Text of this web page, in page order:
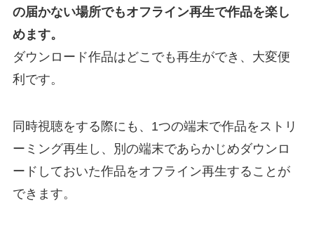
の届かない場所でもオフライン再生で作品を楽し
めます。
ダウンロード作品はどこでも再生ができ、大変便
利です。
同時視聴をする際にも、1つの端末で作品をストリ
ーミング再生し、別の端末であらかじめダウンロ
ードしておいた作品をオフライン再生することが
できます。